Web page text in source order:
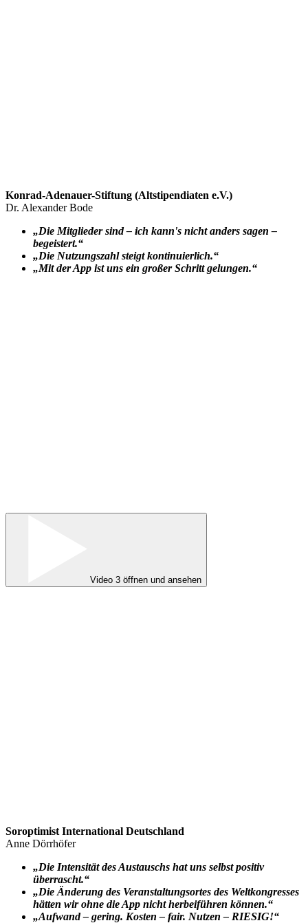
Konrad-Adenauer-Stiftung (Altstipendiaten e.V.)
Dr. Alexander Bode
„Die Mitglieder sind – ich kann's nicht anders sagen –
begeistert.“
„Die Nutzungszahl steigt kontinuierlich.“
„Mit der App ist uns ein großer Schritt gelungen.“
Video 3 öffnen und ansehen
Soroptimist International Deutschland
Anne Dörrhöfer
„Die Intensität des Austauschs hat uns selbst positiv
überrascht.“
„Die Änderung des Veranstaltungsortes des Weltkongresses
hätten wir ohne die App nicht herbeiführen können.“
„Aufwand – gering. Kosten – fair. Nutzen – RIESIG!“